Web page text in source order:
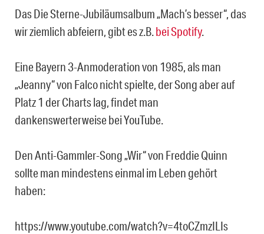
Das Die Sterne-Jubiläumsalbum „Mach’s besser“, das
wir ziemlich abfeiern, gibt es z.B.bei Spotify.
Eine Bayern 3-Anmoderation von 1985, als man
„Jeanny“ von Falco nicht spielte, der Song aber auf
Platz 1 der Charts lag, findet man
dankenswerterweise bei YouTube.
Den Anti-Gammler-Song „Wir“ von Freddie Quinn
sollte man mindestens einmal im Leben gehört
haben:
https://www.youtube.com/watch?v=4toCZmzILIs